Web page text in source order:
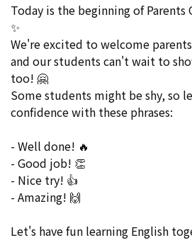
Today is the beginning of Parents
✨
We're excited to welcome
and our students can't wait to
too! 🤗
Some students might be shy, so
confidence with these phrases:
- Well done! 🔥
- Good job! 👏
- Nice try! 👍
- Amazing! 🙌
Let's have fun learning English